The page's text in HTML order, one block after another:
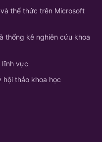
thể thức trên Microsoft
thống kê nghiên cứu khoa
lĩnh vực
hội thảo khoa học